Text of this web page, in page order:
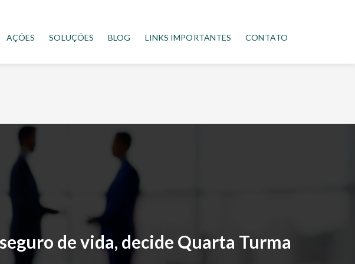
AÇÕES SOLUÇÕES BLOG LINKS IMPORTANTES CONTATO
de vida, decide Quarta Turma